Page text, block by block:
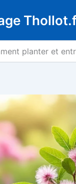
planter et